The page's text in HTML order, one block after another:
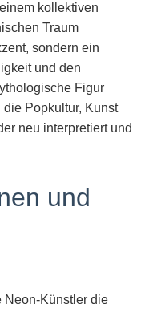
kollektiven
Traum
sondern ein
und den
Figur
Popkultur, Kunst
neu interpretiert und
und
Neon-Künstler die